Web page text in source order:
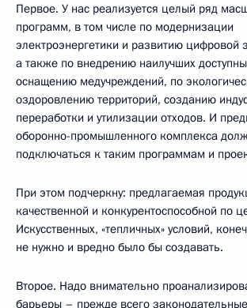
Первое. У нас реализуется целый ряд
программ, в том числе по модернизации
электроэнергетики и развитию цифровой
а также по внедрению наилучших
оснащению медучреждений, по
оздоровлению территорий, созданию
переработки и утилизации отходов. И
оборонно-промышленного комплекса
подключаться к таким программам и
При этом подчеркну: предлагаемая
качественной и конкурентоспособной по
Искусственных, «тепличных» условий,
не нужно и вредно было бы создавать.
Второе. Надо внимательно
барьеры – прежде всего